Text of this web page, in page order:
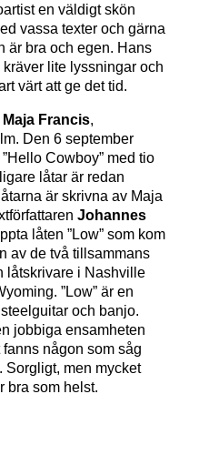
en väldigt skön
vassa texter och gärna
är bra och egen. Hans
kräver lite lyssningar och
värt att ge det tid.
Maja Francis,
Den 6 september
Cowboy” med tio
låtar är redan
är skrivna av Maja
Johannes
låten ”Low” som kom
av de två tillsammans
låtskrivare i Nashville
”Low” är en
och banjo.
jobbiga ensamheten
någon som såg
Sorgligt, men mycket
bra som helst.